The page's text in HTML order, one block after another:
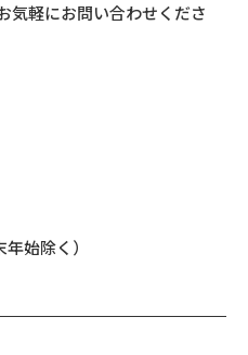
気軽にお問い合わせくださ
始除く）